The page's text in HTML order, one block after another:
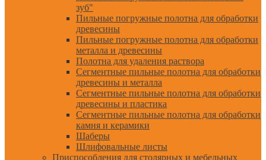
зуб"
Пильные погружные полотна для обработки
древесины
Пильные погружные полотна для обработки
металла и древесины
Полотна для удаления раствора
Сегментные пильные полотна для обработки
древесины и металла
Сегментные пильные полотна для обработки
древесины и пластика
Сегментные пильные полотна для обработки
камня и керамики
Шаберы
Шлифовальные листы
Приспособления для столярных и мебельных